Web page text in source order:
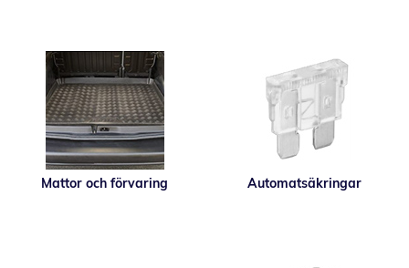
Mattor och förvaring Automatsäkringar